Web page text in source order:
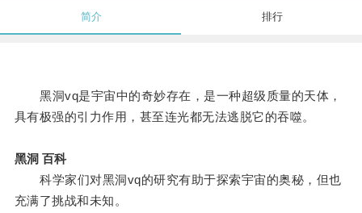
简介 排行
黑洞vq是宇宙中的奇妙存在，是一种超级质量的天体，
具有极强的引力作用，甚至连光都无法逃脱它的吞噬。
黑洞 百科
科学家们对黑洞vq的研究有助于探索宇宙的奥秘，但也
充满了挑战和未知。